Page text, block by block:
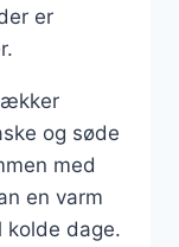
er
og søde
med
en varm
kolde dage.